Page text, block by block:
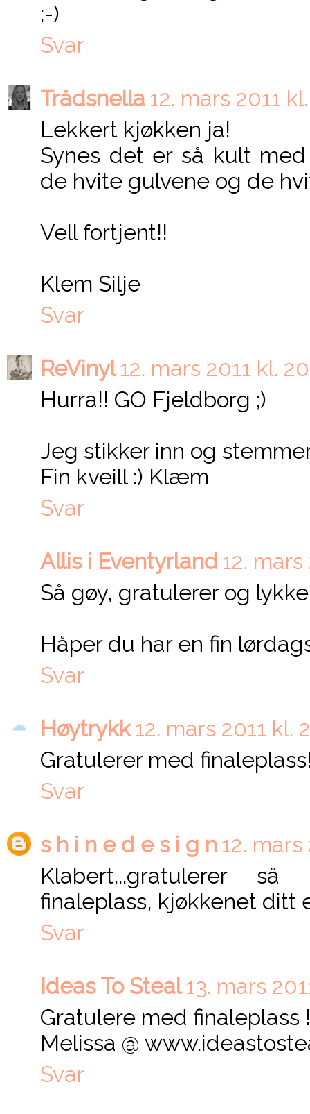
:-)
Svar
Trådsnella12. mars 2011
Lekkert kjøkken ja!
Synes det er så kult
de hvite gulvene og de
Vell fortjent!!
Klem Silje
Svar
ReVinyl12. mars 2011 kl.
Hurra!! GO Fjeldborg ;)
Jeg stikker inn og
Fin kveill :) Klæm
Svar
Allis i Eventyrland 12. mars
Så gøy, gratulerer og
Håper du har en fin
Svar
Høytrykk12. mars 2011 kl.
Gratulerer med
Svar
s h i n e d e s i g n12. mars
Klabert...gratulerer
finaleplass, kjøkkenet ditt
Svar
Ideas To Steal13. mars
Gratulere med finaleplass
Melissa @
Svar